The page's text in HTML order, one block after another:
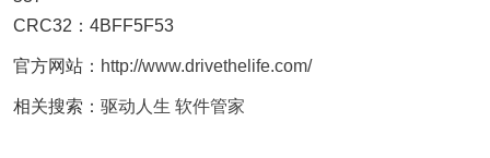
CRC32：4BFF5F53
官方网站： http://www.drivethelife.com/
相关搜索： 驱动人生 软件管家